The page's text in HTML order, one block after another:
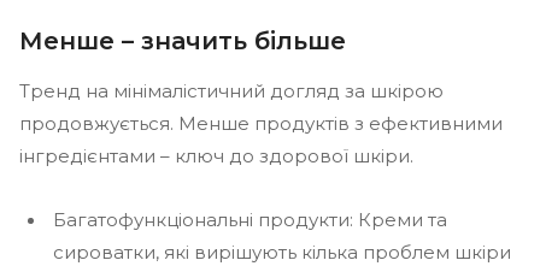
Менше – значить більше
Тренд на мінімалістичний догляд за шкірою
продовжується. Менше продуктів з ефективними
інгредієнтами – ключ до здорової шкіри.
Багатофункціональні продукти: Креми та
сироватки, які вирішують кілька проблем шкіри